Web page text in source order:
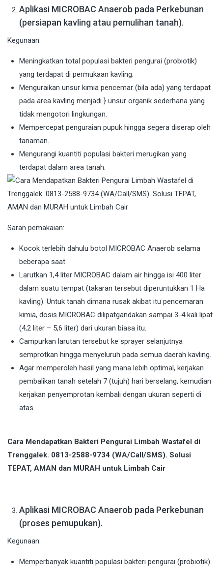
Aplikasi MICROBAC Anaerob pada Perkebunan
(persiapan kavling atau pemulihan tanah).
Kegunaan:
Meningkatkan total populasi bakteri pengurai (probiotik)
yang terdapat di permukaan kavling.
Menguraikan unsur kimia pencemar (bila ada) yang terdapat
pada area kavling menjadi } unsur organik sederhana yang
tidak mengotori lingkungan.
Mempercepat penguraian pupuk hingga segera diserap oleh
tanaman.
Mengurangi kuantiti populasi bakteri merugikan yang
terdapat dalam area tanah.
Saran pemakaian:
Kocok terlebih dahulu botol MICROBAC Anaerob selama
beberapa saat.
Larutkan 1,4 liter MICROBAC dalam air hingga isi 400 liter
dalam suatu tempat (takaran tersebut diperuntukkan 1 Ha
kavling). Untuk tanah dimana rusak akibat itu pencemaran
kimia, dosis MICROBAC dilipatgandakan sampai 3-4 kali lipat
(4,2 liter – 5,6 liter) dari ukuran biasa itu.
Campurkan larutan tersebut ke sprayer selanjutnya
semprotkan hingga menyeluruh pada semua daerah kavling.
Agar memperoleh hasil yang mana lebih optimal, kerjakan
pembalikan tanah setelah 7 (tujuh) hari berselang, kemudian
kerjakan penyemprotan kembali dengan ukuran seperti di
atas.
Cara Mendapatkan Bakteri Pengurai Limbah Wastafel di
Trenggalek. 0813-2588-9734 (WA/Call/SMS). Solusi
TEPAT, AMAN dan MURAH untuk Limbah Cair
Aplikasi MICROBAC Anaerob pada Perkebunan
(proses pemupukan).
Kegunaan:
Memperbanyak kuantiti populasi bakteri pengurai (probiotik)